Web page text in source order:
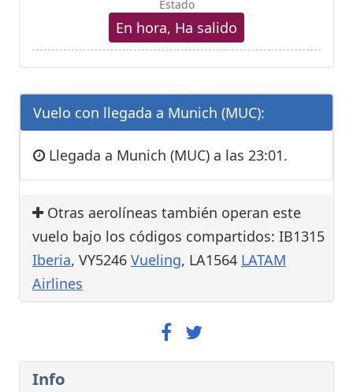
Estado
En hora, Ha salido
Vuelo con llegada a Munich (MUC):
Llegada a Munich (MUC) a las 23:01.
Otras aerolíneas también operan este
vuelo bajo los códigos compartidos: IB1315
Iberia, VY5246 Vueling, LA1564 LATAM
Airlines
Info